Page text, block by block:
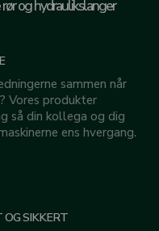
og hydraulikslanger
sammen når
Vores produkter
så din kollega og dig
ens hvergang.
SIKKERT